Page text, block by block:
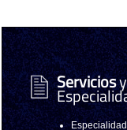
Serviciosy